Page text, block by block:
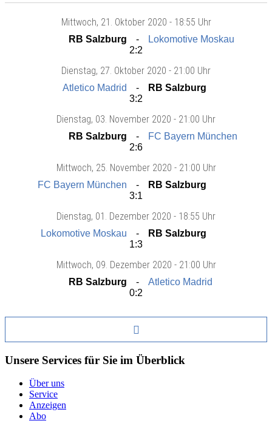
Mittwoch, 21. Oktober 2020 - 18:55 Uhr
RB Salzburg
Lokomotive Moskau
2:2
Dienstag, 27. Oktober 2020 - 21:00 Uhr
Atletico Madrid
RB Salzburg
3:2
Dienstag, 03. November 2020 - 21:00 Uhr
RB Salzburg
FC Bayern München
2:6
Mittwoch, 25. November 2020 - 21:00 Uhr
FC Bayern München
RB Salzburg
3:1
Dienstag, 01. Dezember 2020 - 18:55 Uhr
Lokomotive Moskau
RB Salzburg
1:3
Mittwoch, 09. Dezember 2020 - 21:00 Uhr
RB Salzburg
Atletico Madrid
0:2
Unsere Services für Sie im Überblick
Über uns
Service
Anzeigen
Abo